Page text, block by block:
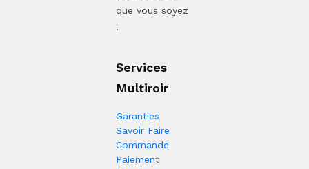
que vous soyez
!
Services
Multiroir
Garanties
Savoir Faire
Commande
Paiement